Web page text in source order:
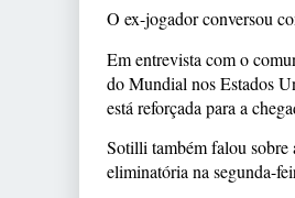
O ex-jogador conversou
Em entrevista com o
do Mundial nos Estados
está reforçada para a
Sotilli também falou sobre
eliminatória na segunda-